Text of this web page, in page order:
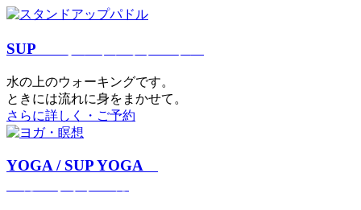
SUP
⽔の上のウォーキングです。
ときには流れに身をまかせて。
さらに詳しく・ご予約
YOGA / SUP YOGA